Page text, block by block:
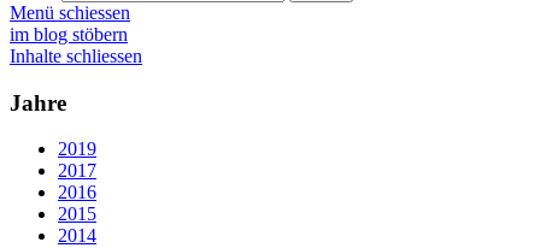
Menü schiessen
im blog stöbern
Inhalte schliessen
Jahre
2019
2017
2016
2015
2014